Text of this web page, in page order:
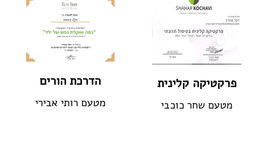
פרקטיקה קלינית
מטעם שחר כוכבי
הדרכת הורים
מטעם רותי אבירי